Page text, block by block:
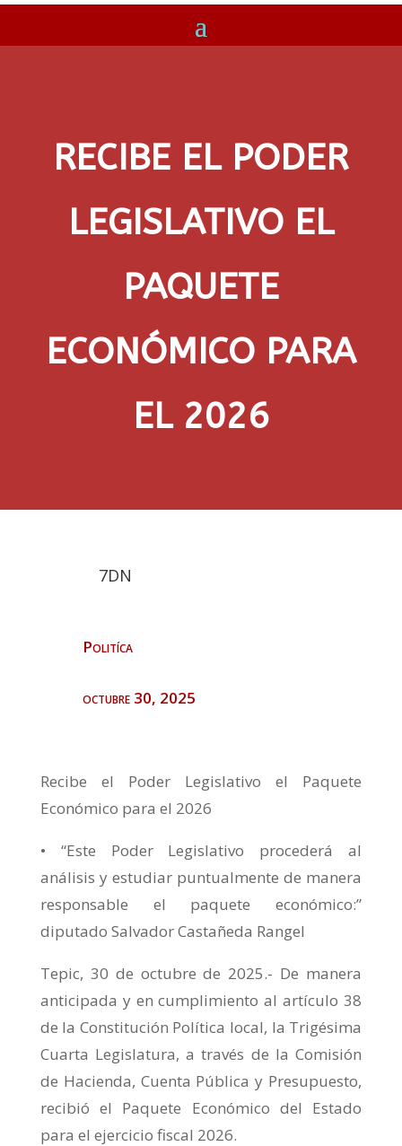
RECIBE EL PODER
LEGISLATIVO EL
PAQUETE
ECONÓMICO PARA
EL 2026
7DN
Politíca
octubre 30, 2025
Recibe el Poder Legislativo el Paquete
Económico para el 2026
• “Este Poder Legislativo procederá al
análisis y estudiar puntualmente de manera
responsable el paquete económico:”
diputado Salvador Castañeda Rangel
Tepic, 30 de octubre de 2025.- De manera
anticipada y en cumplimiento al artículo 38
de la Constitución Política local, la Trigésima
Cuarta Legislatura, a través de la Comisión
de Hacienda, Cuenta Pública y Presupuesto,
recibió el Paquete Económico del Estado
para el ejercicio fiscal 2026.